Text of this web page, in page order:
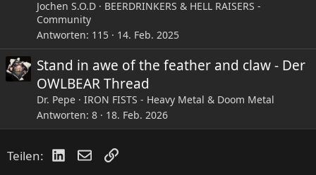
Jochen S.O.D
BEERDRINKERS & HELL RAISERS -
Community
Antworten 115 14. Feb. 2025
Stand in awe of the feather and claw - Der
OWLBEAR Thread
Dr. Pepe
IRON FISTS - Heavy Metal & Doom Metal
Antworten 8 18. Feb. 2026
Teilen: LinkedIn
E-MailLink